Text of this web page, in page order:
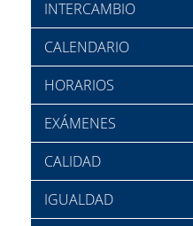
INTERCAMBIO
CALENDARIO
HORARIOS
EXÁMENES
CALIDAD
IGUALDAD